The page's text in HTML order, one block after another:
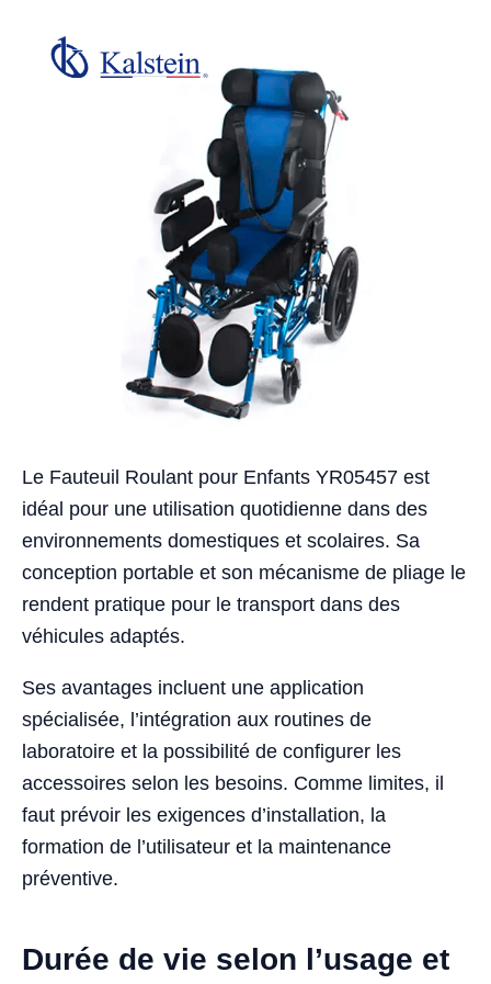
Le Fauteuil Roulant pour Enfants YR05457 est
idéal pour une utilisation quotidienne dans des
environnements domestiques et scolaires. Sa
conception portable et son mécanisme de pliage le
rendent pratique pour le transport dans des
véhicules adaptés.
Ses avantages incluent une application
spécialisée, l’intégration aux routines de
laboratoire et la possibilité de configurer les
accessoires selon les besoins. Comme limites, il
faut prévoir les exigences d’installation, la
formation de l’utilisateur et la maintenance
préventive.
Durée de vie selon l’usage et